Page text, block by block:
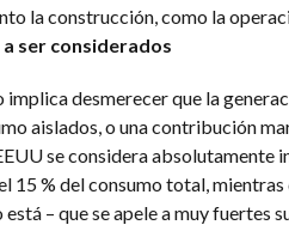
la construcción, como la
ser considerados
implica desmerecer que la
aislados, o una contribución
se considera absolutamente
15 % del consumo total,
está – que se apele a muy fuertes